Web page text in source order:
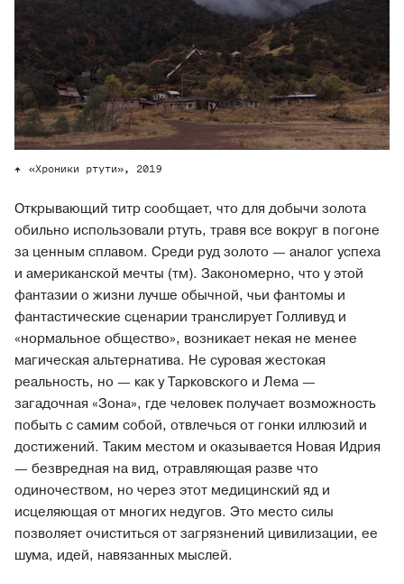
«Хроники ртути», 2019
Открывающий титр сообщает, что для добычи золота
обильно использовали ртуть, травя все вокруг в погоне
за ценным сплавом. Среди руд золото — аналог успеха
и американской мечты (тм). Закономерно, что у этой
фантазии о жизни лучше обычной, чьи фантомы и
фантастические сценарии транслирует Голливуд и
«нормальное общество», возникает некая не менее
магическая альтернатива. Не суровая жестокая
реальность, но — как у Тарковского и Лема —
загадочная «Зона», где человек получает возможность
побыть с самим собой, отвлечься от гонки иллюзий и
достижений. Таким местом и оказывается Новая Идрия
— безвредная на вид, отравляющая разве что
одиночеством, но через этот медицинский яд и
исцеляющая от многих недугов. Это место силы
позволяет очиститься от загрязнений цивилизации, ее
шума, идей, навязанных мыслей.